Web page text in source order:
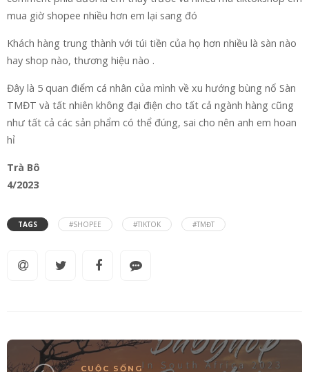
mua giờ shopee nhiều hơn em lại sang đó
Khách hàng trung thành với túi tiền của họ hơn nhiều là sàn nào
hay shop nào, thương hiệu nào .
Đây là 5 quan điểm cá nhân của mình về xu hướng bùng nổ Sàn
TMĐT và tất nhiên không đại điện cho tất cả ngành hàng cũng
như tất cả các sản phẩm có thể đúng, sai cho nên anh em hoan
hỉ
Trà Bô
4/2023
TAGS #SHOPEE #TIKTOK #TMĐT
CUỘC SỐNG